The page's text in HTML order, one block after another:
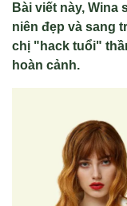
Bài viết này, Wina
niên đẹp và sang
chị "hack tuổi"
hoàn cảnh.